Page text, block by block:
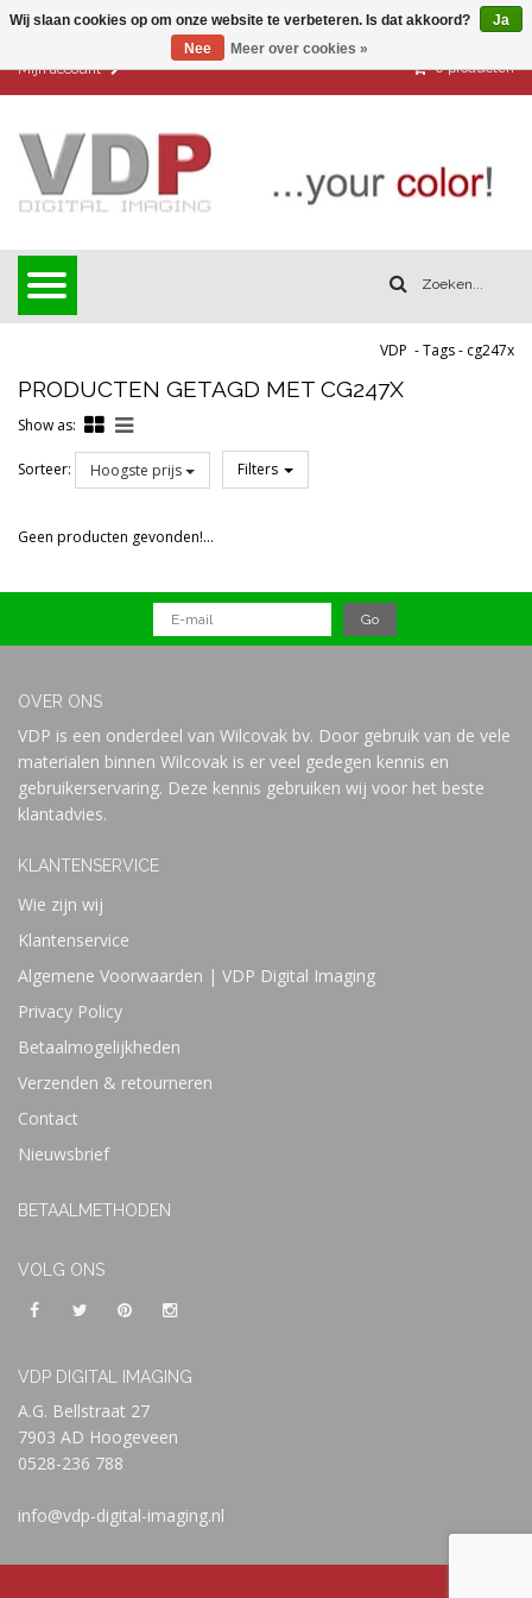
Mijn account 0 producten
VDP -Tags- cg247x
PRODUCTEN GETAGD MET CG247X
Show as:
Sorteer: Hoogste prijs Filters
Prijs
Geen producten gevonden!...
OVER ONS
VDP is een onderdeel van Wilcovak bv. Door gebruik van de vele
materialen binnen Wilcovak is er veel gedegen kennis en
gebruikerservaring. Deze kennis gebruiken wij voor het beste
klantadvies.
KLANTENSERVICE
Wie zijn wij
Klantenservice
Algemene Voorwaarden | VDP Digital Imaging
Privacy Policy
Betaalmogelijkheden
Verzenden & retourneren
Contact
Nieuwsbrief
BETAALMETHODEN
VOLG ONS
VDP DIGITAL IMAGING
A.G. Bellstraat 27
7903 AD Hoogeveen
0528-236 788
info@vdp-digital-imaging.nl
Wij slaan cookies op om onze website te verbeteren. Is dat akkoord?
Ja
Nee
Meer over cookies »